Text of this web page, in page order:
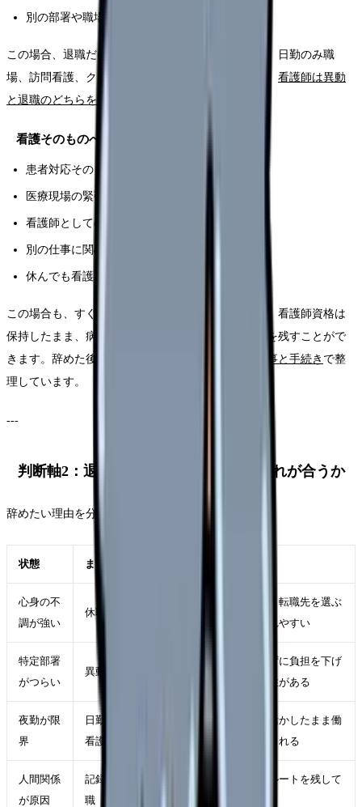
別の部署や職場なら働ける気がする
この場合、退職だけでなく、異動、休職、部署変更、日勤のみ職
場、訪問看護、クリニックなどが選択肢になります。 看護師は異動
と退職のどちらを選ぶ？
看護そのものへの迷いに近いサイン
患者対応そのものがつらい
医療現場の緊張感から離れたい
看護師としての役割に強い違和感がある
別の仕事に関心がある
休んでも看護に戻るイメージが持てない
この場合も、すぐに免許を手放す必要はありません。看護師資格は
保持したまま、病院外、異業種、休職、復職の余地を残すことがで
きます。辞めた後の選択肢は
看護師を辞めた後の仕事と手続き で整
理しています。
---
判断軸2：退職・異動・休職・転職のどれが合うか
辞めたい理由を分けたら、次は選択肢を比べます。
状態 まず検討したい選択肢
心身の不
調が強い
休職・受診・相談
疲弊したまま転職先を選ぶ
と判断がぶれやすい
特定部署
がつらい
異動・配置転換
職場を辞めずに負担を下げ
られる可能性がある
夜勤が限
界
日勤のみ・外来・訪問
看護・クリニック
看護資格を活かしたまま働
き方を変えられる
人間関係
が原因
記録・相談・異動・転
職
証拠と相談ルートを残して